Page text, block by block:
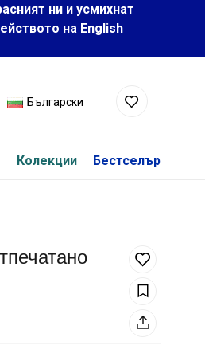
ни и усмихнат
на Еnglish
Български
Колекции Бестселър